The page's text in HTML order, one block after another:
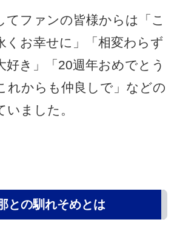
てファンの皆様からは「こ
くお幸せに」「相変わらず
好き」「20週年おめでとう
れからも仲良しで」などの
ました。
との馴れそめとは